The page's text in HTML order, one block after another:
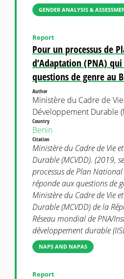
GENDER ANALYSIS &
Pour un processus de
d’Adaptation (PNA)
questions de genre au
Report
Author
Ministère du Cadre de
Développement Durable
Country
Benin
Citation
Ministère du Cadre de Vie
Durable (MCVDD). (2019,
processus de Plan
réponde aux questions de
Ministère du Cadre de Vie
Durable (MCVDD) de la
Réseau mondial de PNA/
développement durable
NAPS AND NAPAS
Report